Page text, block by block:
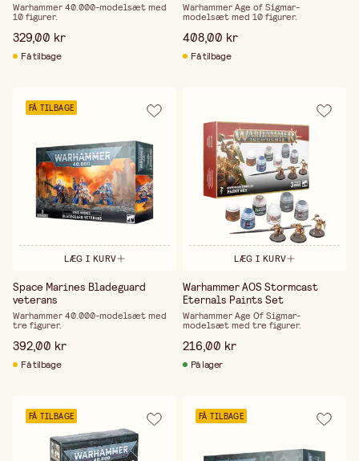
Warhammer 40.000-modelsæt med
10 figurer.
329,00 kr
Få tilbage
Warhammer Age of Sigmar-
modelsæt med 10 figurer.
408,00 kr
Få tilbage
FÅ TILBAGE
LÆG I KURV
Space Marines Bladeguard
veterans
Warhammer 40.000-modelsæt med
tre figurer.
392,00 kr
Få tilbage
LÆG I KURV
Warhammer AOS Stormcast
Eternals Paints Set
Warhammer Age Of Sigmar-
modelsæt med tre figurer.
216,00 kr
På lager
FÅ TILBAGE FÅ TILBAGE